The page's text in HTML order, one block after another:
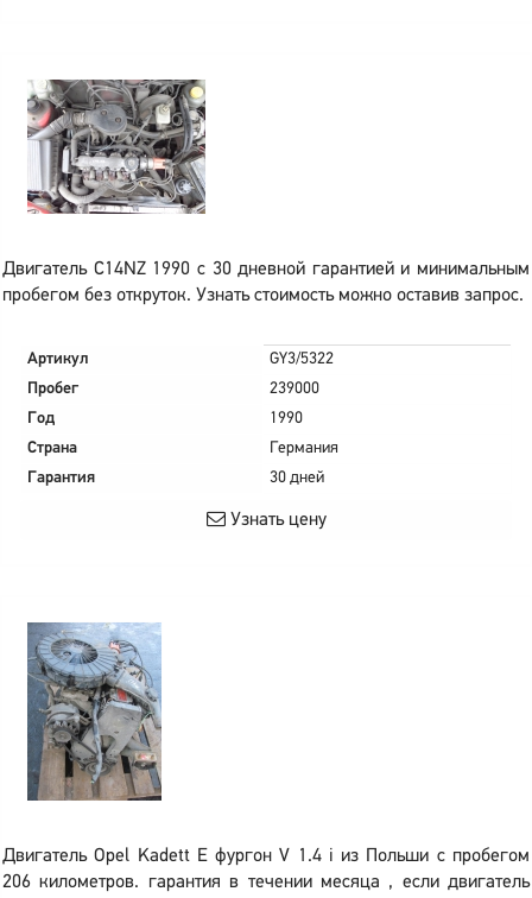
Двигатель C14NZ 1990 с 30 дневной гарантией и минимальным
пробегом без откруток. Узнать стоимость можно оставив запрос.
Артикул
GY3/5322
Пробег
239000
Год
1990
Страна
Германия
Гарантия
30 дней
Узнать цену
Двигатель Opel Kadett E фургон V 1.4 i из Польши с пробегом
206 километров. гарантия в течении месяца , если двигатель